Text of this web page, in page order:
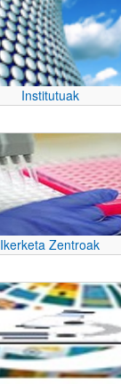
Institutuak
Ikerketa Zentroak